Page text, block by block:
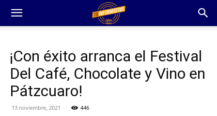
¡Con éxito arranca el Festival
Del Café, Chocolate y Vino en
Pátzcuaro!
13 noviembre, 2021 446